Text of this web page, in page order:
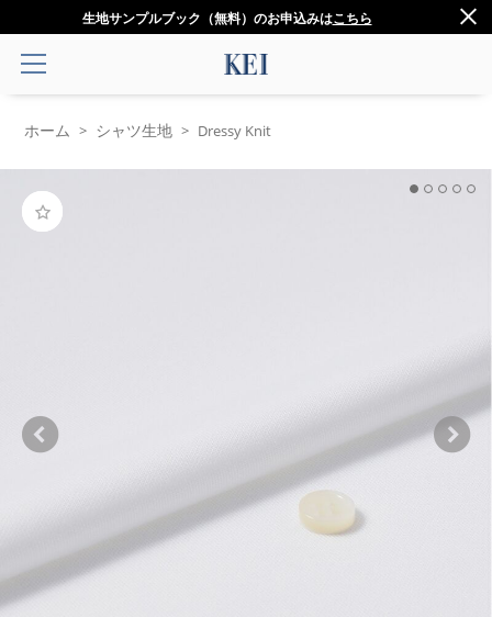
生地サンプルブック（無料）のお申込みはこちら
ホーム > シャツ生地 > Dressy Knit